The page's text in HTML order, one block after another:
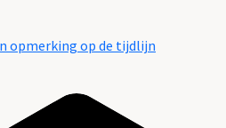
opmerking op de tijdlijn